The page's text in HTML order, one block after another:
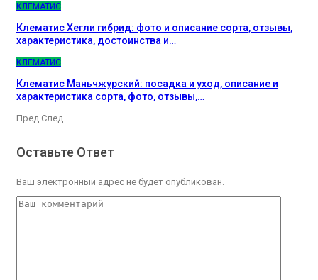
КЛЕМАТИС
Клематис Хегли гибрид: фото и описание сорта, отзывы,
характеристика, достоинства и…
КЛЕМАТИС
Клематис Маньчжурский: посадка и уход, описание и
характеристика сорта, фото, отзывы,…
Пред След
Оставьте Ответ
Ваш электронный адрес не будет опубликован.